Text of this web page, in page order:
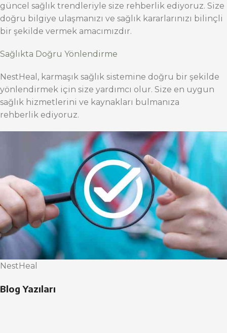
güncel sağlık trendleriyle size rehberlik ediyoruz. Size
doğru bilgiye ulaşmanızı ve sağlık kararlarınızı bilinçli
bir şekilde vermek amacımızdır.
Sağlıkta Doğru Yönlendirme
NestHeal, karmaşık sağlık sistemine doğru bir şekilde
yönlendirmek için size yardımcı olur. Size en uygun
sağlık hizmetlerini ve kaynakları bulmanıza
rehberlik ediyoruz.
NestHeal
Blog Yazıları